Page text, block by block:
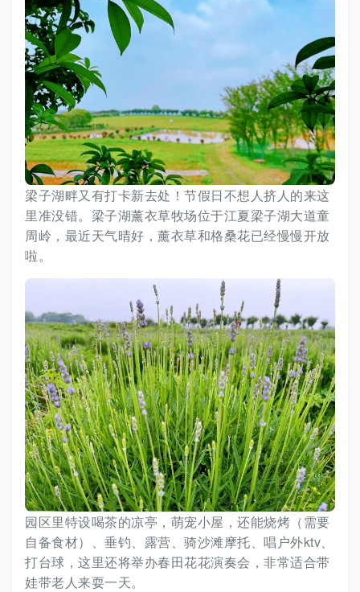
梁子湖畔又有打卡新去处！节假日不想人挤人的来这
里准没错。梁子湖薰衣草牧场位于江夏梁子湖大道童
周岭，最近天气晴好，薰衣草和格桑花已经慢慢开放
啦。
园区里特设喝茶的凉亭，萌宠小屋，还能烧烤（需要
自备食材）、垂钓、露营、骑沙滩摩托、唱户外ktv、
打台球，这里还将举办春田花花演奏会，非常适合带
娃带老人来耍一天。